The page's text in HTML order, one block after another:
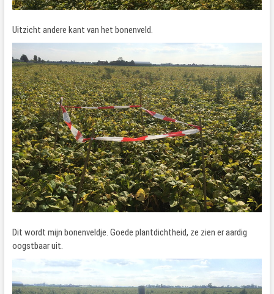
Uitzicht andere kant van het bonenveld.
Dit wordt mijn bonenveldje. Goede plantdichtheid, ze zien er aardig
oogstbaar uit.